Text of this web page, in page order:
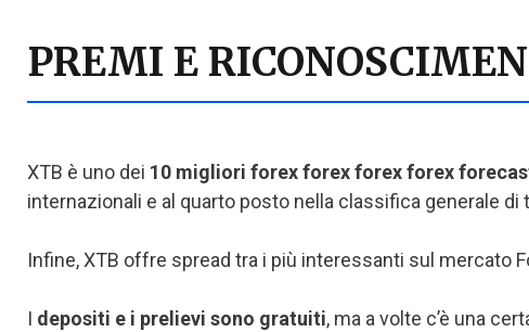
PREMI E
XTB è uno dei 10 migliori forex forex forex forex
internazionali e al quarto posto nella classifica generale
Infine, XTB offre spread tra i più interessanti sul mercato
I depositi e i prelievi sono gratuiti, ma a volte c’è una